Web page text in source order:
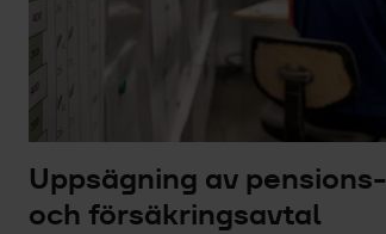
Uppsägning av pensions-
och försäkringsavtal